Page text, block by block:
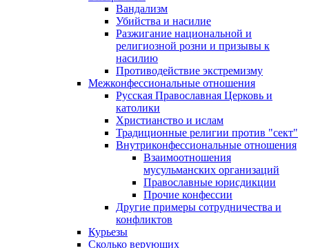
Вандализм
Убийства и насилие
Разжигание национальной и
религиозной розни и призывы к
насилию
Противодействие экстремизму
Межконфессиональные отношения
Русская Православная Церковь и
католики
Христианство и ислам
Традиционные религии против "сект"
Внутриконфессиональные отношения
Взаимоотношения
мусульманских организаций
Православные юрисдикции
Прочие конфессии
Другие примеры сотрудничества и
конфликтов
Курьезы
Сколько верующих